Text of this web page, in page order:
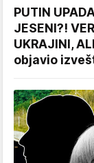
PUTIN
JESENI?!
UKRAJINI,
objavio